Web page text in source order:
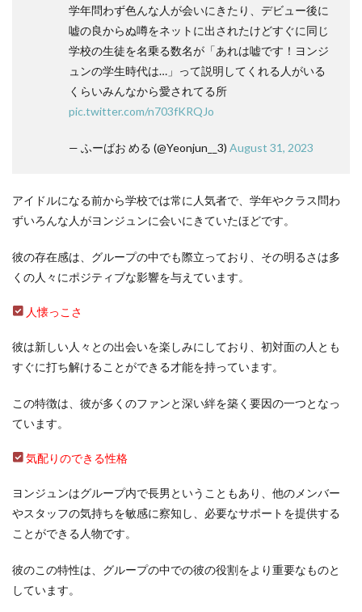
学年問わず色んな人が会いにきたり、デビュー後に
嘘の良からぬ噂をネットに出されたけどすぐに同じ
学校の生徒を名乗る数名が「あれは嘘です！ヨンジ
ュンの学生時代は…」って説明してくれる人がいる
くらいみんなから愛されてる所
pic.twitter.com/n703fKRQJo
— ふーばお める (@Yeonjun__3) August 31, 2023
アイドルになる前から学校では常に人気者で、学年やクラス問わ
ずいろんな人がヨンジュンに会いにきていたほどです。
彼の存在感は、グループの中でも際立っており、その明るさは多
くの人々にポジティブな影響を与えています。
人懐っこさ
彼は新しい人々との出会いを楽しみにしており、初対面の人とも
すぐに打ち解けることができる才能を持っています。
この特徴は、彼が多くのファンと深い絆を築く要因の一つとなっ
ています。
気配りのできる性格
ヨンジュンはグループ内で長男ということもあり、他のメンバー
やスタッフの気持ちを敏感に察知し、必要なサポートを提供する
ことができる人物です。
彼のこの特性は、グループの中での彼の役割をより重要なものと
しています。